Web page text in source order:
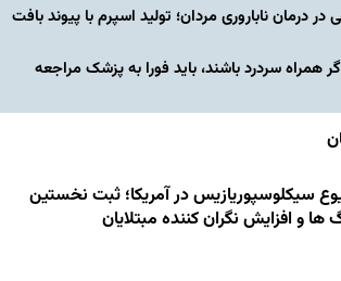
درمان ناباروری مردان؛ تولید اسپرم با پیوند بافت
همراه سردرد باشند، باید فورا به پزشک مراجعه
سیکلوسپوریازیس در آمریکا؛ ثبت نخستین
ها و افزایش نگران کننده مبتلایان